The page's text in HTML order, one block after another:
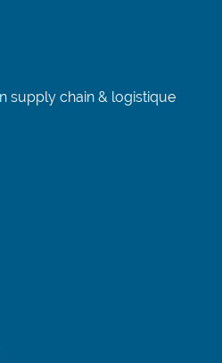
supply chain & logistique